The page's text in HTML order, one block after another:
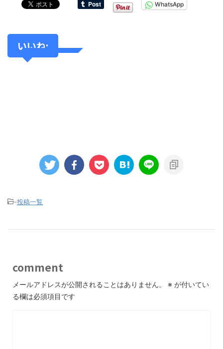
WhatsApp
いいね:
-投稿一覧
comment
メールアドレスが公開されることはありません。 ※ が付いてい
る欄は必須項目です